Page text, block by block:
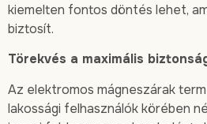
kiemelten fontos döntés lehet,
biztosít.
Törekvés a maximális
Az elektromos mágneszárak
lakossági felhasználók körében